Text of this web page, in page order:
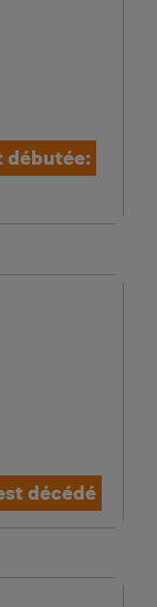
débutée:
décédé